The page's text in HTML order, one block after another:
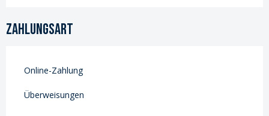
Zahlungsart
Online-Zahlung
Überweisungen